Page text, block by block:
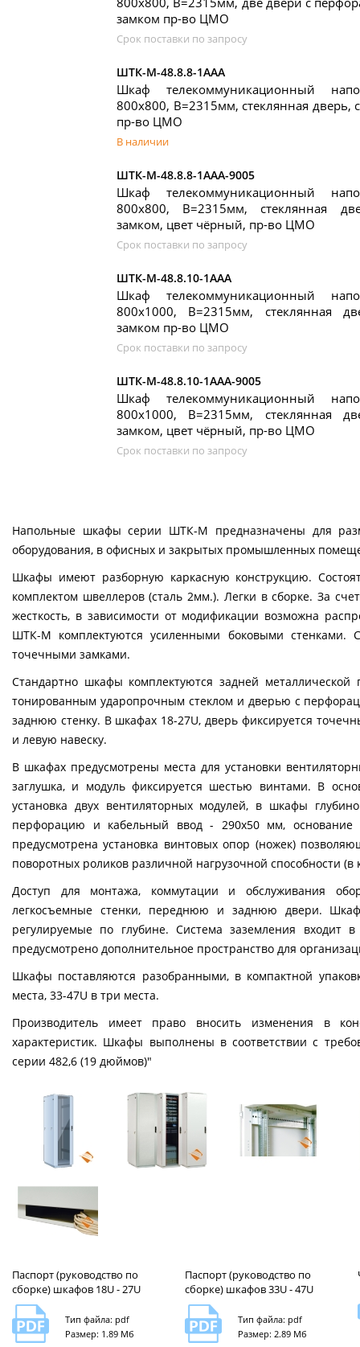
замком пр-во ЦМО
Срок поставки по запросу
ШТК-М-48.8.8-1ААА
Шкаф телекоммуникационный
800x800, В=2315мм, стеклянная дверь,
пр-во ЦМО
В наличии
ШТК-М-48.8.8-1ААА-9005
Шкаф телекоммуникационный
800x800, В=2315мм, стеклянная
замком, цвет чёрный, пр-во ЦМО
Срок поставки по запросу
ШТК-М-48.8.10-1ААА
Шкаф телекоммуникационный
800x1000, В=2315мм, стеклянная
замком пр-во ЦМО
Срок поставки по запросу
ШТК-М-48.8.10-1ААА-9005
Шкаф телекоммуникационный
800x1000, В=2315мм, стеклянная
замком, цвет чёрный, пр-во ЦМО
Срок поставки по запросу
Напольные шкафы серии ШТК-М предназначены для
оборудования, в офисных и закрытых промышленных
Шкафы имеют разборную каркасную конструкцию.
комплектом швеллеров (сталь 2мм.). Легки в сборке. За
жесткость, в зависимости от модификации возможна
ШТК-М комплектуются усиленными боковыми стенками.
точечными замками.
Стандартно шкафы комплектуются задней
тонированным ударопрочным стеклом и дверью с
заднюю стенку. В шкафах 18-27U, дверь фиксируется
и левую навеску.
В шкафах предусмотрены места для установки
заглушка, и модуль фиксируется шестью винтами. В
установка двух вентиляторных модулей, в шкафы
перфорацию и кабельный ввод - 290х50 мм,
предусмотрена установка винтовых опор (ножек)
поворотных роликов различной нагрузочной способности (в
Доступ для монтажа, коммутации и обслуживания
легкосъемные стенки, переднюю и заднюю двери.
регулируемые по глубине. Система заземления
предусмотрено дополнительное пространство для
Шкафы поставляются разобранными, в компактной
места, 33-47U в три места.
Производитель имеет право вносить изменения в
характеристик. Шкафы выполнены в соответствии с
серии 482,6 (19 дюймов)"
Паспорт (руководство по
сборке) шкафов 18U - 27U
Тип файла: pdf
Размер: 1.89 Мб
Паспорт (руководство по
сборке) шкафов 33U - 47U
Тип файла: pdf
Размер: 2.89 Мб